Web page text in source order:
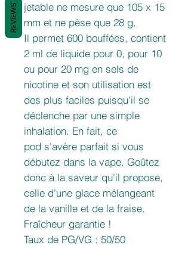
jetable ne mesure que 105 x 15
mm et ne pèse que 28 g.
Il permet 600 bouffées, contient
2 ml de liquide pour 0, pour 10
ou pour 20 mg en sels de
nicotine et son utilisation est
des plus faciles puisqu'il se
déclenche par une simple
inhalation. En fait, ce
pod s'avère parfait si vous
débutez dans la vape. Goûtez
donc à la saveur qu'il propose,
celle d'une glace mélangeant
de la vanille et de la fraise.
Fraîcheur garantie !
Taux de PG/VG : 50/50
REVIEWS